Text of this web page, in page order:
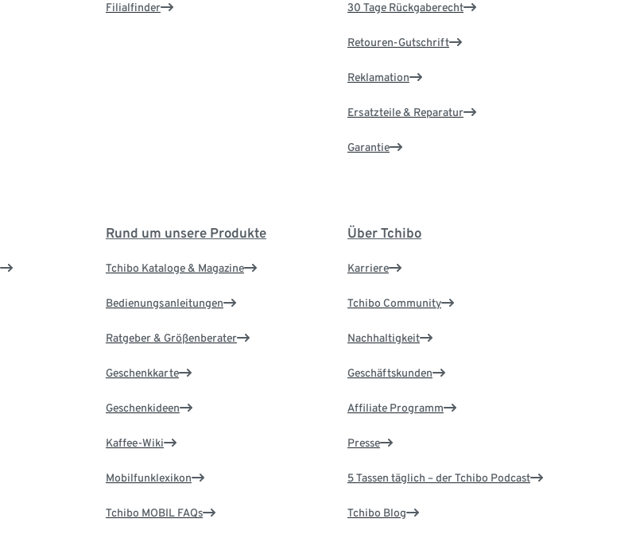
Filialfinder 30 Tage Rückgaberecht
Retouren-Gutschrift
Reklamation
Ersatzteile & Reparatur
Garantie
Rund um unsere Produkte
Tchibo Kataloge & Magazine
Bedienungsanleitungen
Ratgeber & Größenberater
Geschenkkarte
Geschenkideen
Kaffee-Wiki
Mobilfunklexikon
Tchibo MOBIL FAQs
Über Tchibo
Karriere
Tchibo Community
Nachhaltigkeit
Geschäftskunden
Affiliate Programm
Presse
5 Tassen täglich – der Tchibo Podcast
Tchibo Blog